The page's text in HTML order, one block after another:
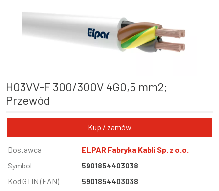
H03VV-F 300/300V 4G0,5 mm2;
Przewód
Kup / zamów
Informacja
Wartość
Dostawca
ELPAR Fabryka Kabli Sp. z o.o.
Symbol
5901854403038
Kod GTIN (EAN)
5901854403038